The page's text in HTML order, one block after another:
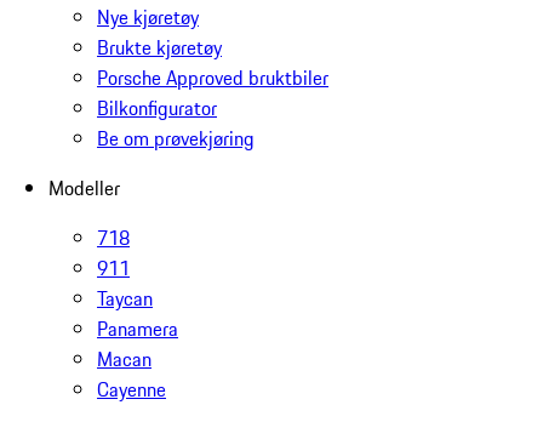
Nye kjøretøy
Brukte kjøretøy
Porsche Approved bruktbiler
Bilkonfigurator
Be om prøvekjøring
Modeller
718
911
Taycan
Panamera
Macan
Cayenne